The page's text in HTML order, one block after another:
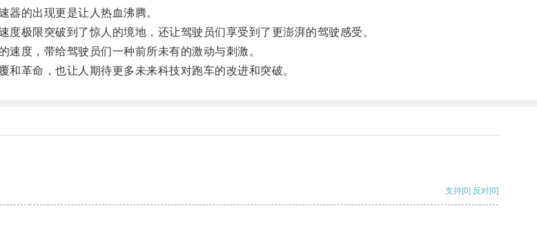
的出现更是让人热血沸腾。
限突破到了惊人的境地，还让驾驶员们享受到了更澎湃的驾驶感受。
度，带给驾驶员们一种前所未有的激动与刺激。
革命，也让人期待更多未来科技对跑车的改进和突破。
支持[0] 反对[0]